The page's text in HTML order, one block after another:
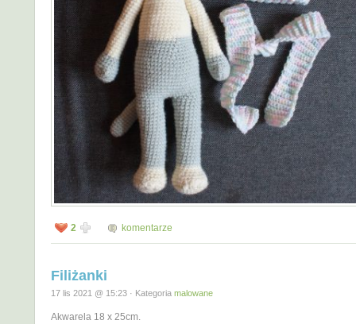
2 komentarze
Filiżanki
17 lis 2021 @ 15:23 · Kategoria malowane
Akwarela 18 x 25cm.